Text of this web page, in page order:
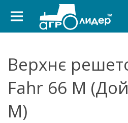
Верхнє
Fahr 66 M
М)